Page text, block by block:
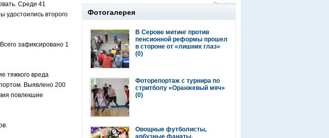
Среди 41
удостоились второго
зафиксировано 1
тяжкого вреда
Выявлено 200
повлекшие
Реклама
Фотогалерея
В Серове митинг против
пенсионной реформы прошел
в стороне от «лишних глаз»
(0)
Фоторепортаж с турнира по
стритболу «Оранжевый мяч»
(0)
Овощные футболисты,
арбузные фанаты,